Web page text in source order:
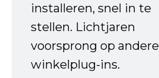
installeren, snel in te
stellen. Lichtjaren
voorsprong op andere
winkelplug-ins.